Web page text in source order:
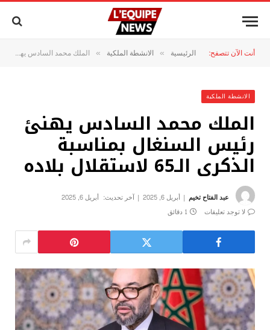
أنت الآن تتصفح: الرئيسية » الانشطة الملكية » الملك محمد السادس يهنئ رئيس السنغال بمناسبة الذكرى الـ65 لاستقلال بلاده
الانشطة الملكية
الملك محمد السادس يهنئ
رئيس السنغال بمناسبة
الذكرى الـ65 لاستقلال بلاده
عبد الفتاح تخيم أبريل 6, 2025 آخر تحديث: أبريل 6, 2025
لا توجد تعليقات
1 دقائق